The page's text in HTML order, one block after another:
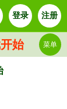
登录 注册
始 菜单